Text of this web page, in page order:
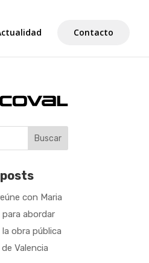
Contacto
Buscar
con Maria
abordar
obra pública
Valencia